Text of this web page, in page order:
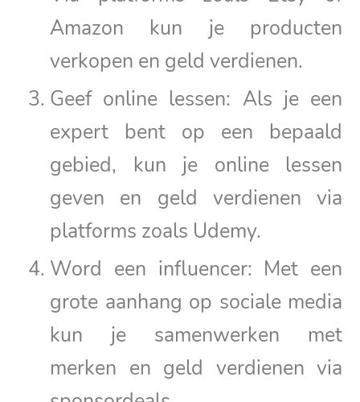
Amazon kun je producten
verkopen en geld verdienen.
Geef online lessen: Als je een
expert bent op een bepaald
gebied, kun je online lessen
geven en geld verdienen via
platforms zoals Udemy.
Word een influencer: Met een
grote aanhang op sociale media
kun je samenwerken met
merken en geld verdienen via